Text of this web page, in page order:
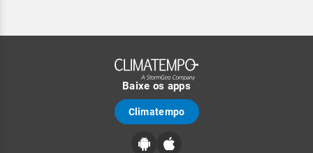
Baixe os apps
Climatempo